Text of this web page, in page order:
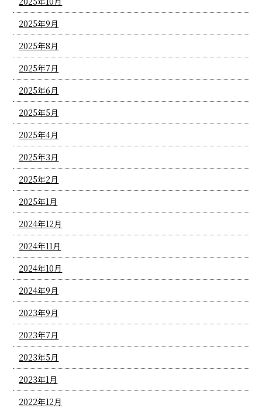
2025年9月
2025年8月
2025年7月
2025年6月
2025年5月
2025年4月
2025年3月
2025年2月
2025年1月
2024年12月
2024年11月
2024年10月
2024年9月
2023年9月
2023年7月
2023年5月
2023年1月
2022年12月